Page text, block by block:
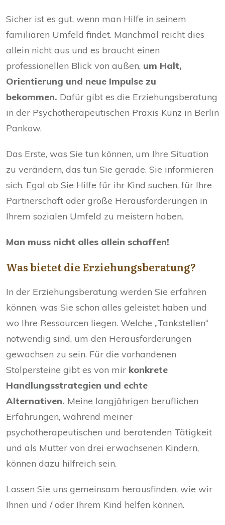
Sicher ist es gut, wenn man Hilfe in seinem
familiären Umfeld findet. Manchmal reicht dies
allein nicht aus und es braucht einen
professionellen Blick von außen, um Halt,
Orientierung und neue Impulse zu
bekommen. Dafür gibt es die Erziehungsberatung
in der Psychotherapeutischen Praxis Kunz in Berlin
Pankow.
Das Erste, was Sie tun können, um Ihre Situation
zu verändern, das tun Sie gerade. Sie informieren
sich. Egal ob Sie Hilfe für ihr Kind suchen, für Ihre
Partnerschaft oder große Herausforderungen in
Ihrem sozialen Umfeld zu meistern haben.
Man muss nicht alles allein schaffen!
Was bietet die Erziehungsberatung?
In der Erziehungsberatung werden Sie erfahren
können, was Sie schon alles geleistet haben und
wo Ihre Ressourcen liegen. Welche „Tankstellen“
notwendig sind, um den Herausforderungen
gewachsen zu sein. Für die vorhandenen
Stolpersteine gibt es von mir konkrete
Handlungsstrategien und echte
Alternativen. Meine langjährigen beruflichen
Erfahrungen, während meiner
psychotherapeutischen und beratenden Tätigkeit
und als Mutter von drei erwachsenen Kindern,
können dazu hilfreich sein.
Lassen Sie uns gemeinsam herausfinden, wie wir
Ihnen und / oder Ihrem Kind helfen können.